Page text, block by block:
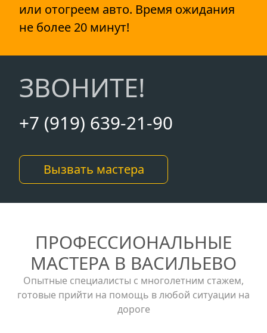
или отогреем авто. Время ожидания
не более 20 минут!
ЗВОНИТЕ!
+7 (919) 639-21-90
Вызвать мастера
ПРОФЕССИОНАЛЬНЫЕ
МАСТЕРА В ВАСИЛЬЕВО
Опытные специалисты с многолетним стажем,
готовые прийти на помощь в любой ситуации на
дороге